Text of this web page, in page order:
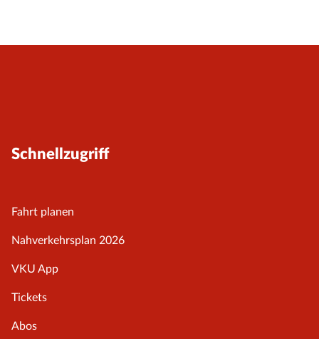
Schnellzugriff
Fahrt planen
Nahverkehrsplan 2026
VKU App
Tickets
Abos